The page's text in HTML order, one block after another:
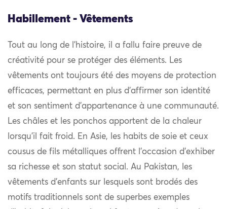
Habillement - Vêtements
Tout au long de l’histoire, il a fallu faire preuve de
créativité pour se protéger des éléments. Les
vêtements ont toujours été des moyens de protection
efficaces, permettant en plus d’affirmer son identité
et son sentiment d’appartenance à une communauté.
Les châles et les ponchos apportent de la chaleur
lorsqu’il fait froid. En Asie, les habits de soie et ceux
cousus de fils métalliques offrent l’occasion d’exhiber
sa richesse et son statut social. Au Pakistan, les
vêtements d’enfants sur lesquels sont brodés des
motifs traditionnels sont de superbes exemples